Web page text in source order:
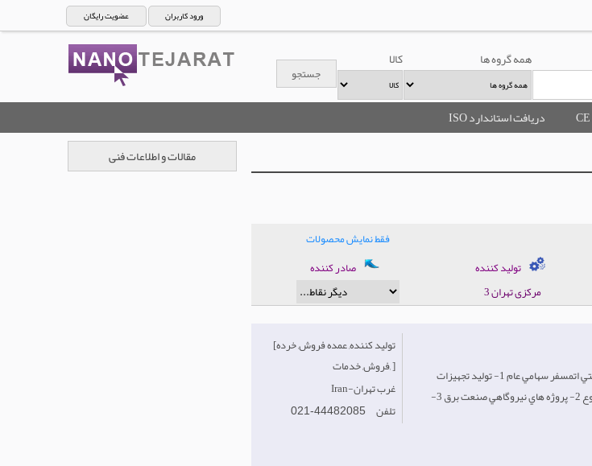
ورود کاربران عضویت رایگان
همه گروه ها کالا
دریافت استاندارد ISO
مقالات و اطلاعات فنی
فقط نمایش محصولات
تولید کننده
مرکزی تهران 3
[تولید کننده, عمده فروش, خرده
فروش, خدمات, ]
Iran-غرب‌ تهران
021-44482085 تلفن
شركت كارخانجات توليدي و صنعتي اتمسفر سهامي عام 1- توليد تجهيزات
گرمايشي و سرمايشي تهويه مطبوع 2- پروژه هاي نيروگاهي صنعت برق 3-